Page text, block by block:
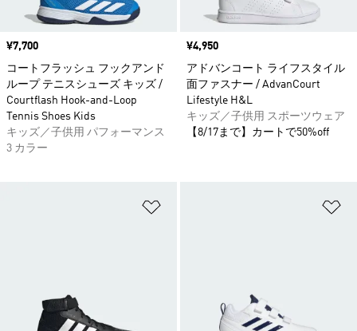
価格
¥7,700
コートフラッシュ フックアンド
ループ テニスシューズ キッズ /
Courtflash Hook-and-Loop
Tennis Shoes Kids
キッズ／子供用 パフォーマンス
3 カラー
価格
¥4,950
アドバンコート ライフスタイル
面ファスナー / AdvanCourt
Lifestyle H&L
キッズ／子供用 スポーツウェア
【8/17まで】カートで50%off